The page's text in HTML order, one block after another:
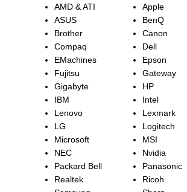
AMD & ATI
Apple
ASUS
BenQ
Brother
Canon
Compaq
Dell
EMachines
Epson
Fujitsu
Gateway
Gigabyte
HP
IBM
Intel
Lenovo
Lexmark
LG
Logitech
Microsoft
MSI
NEC
Nvidia
Packard Bell
Panasonic
Realtek
Ricoh